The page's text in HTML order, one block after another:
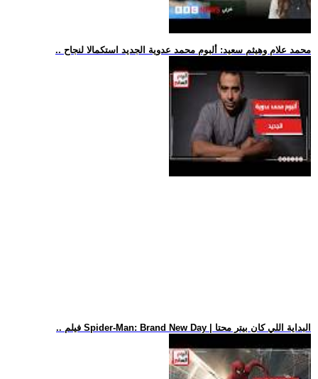
.. محمد علام وهيثم سعيد: ألبوم محمد عدوية الجديد استكمالا لنجاح
.. فيلم Spider-Man: Brand New Day | البداية اللي كان بيتر محتا